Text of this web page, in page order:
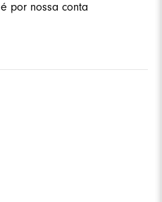
por nossa conta